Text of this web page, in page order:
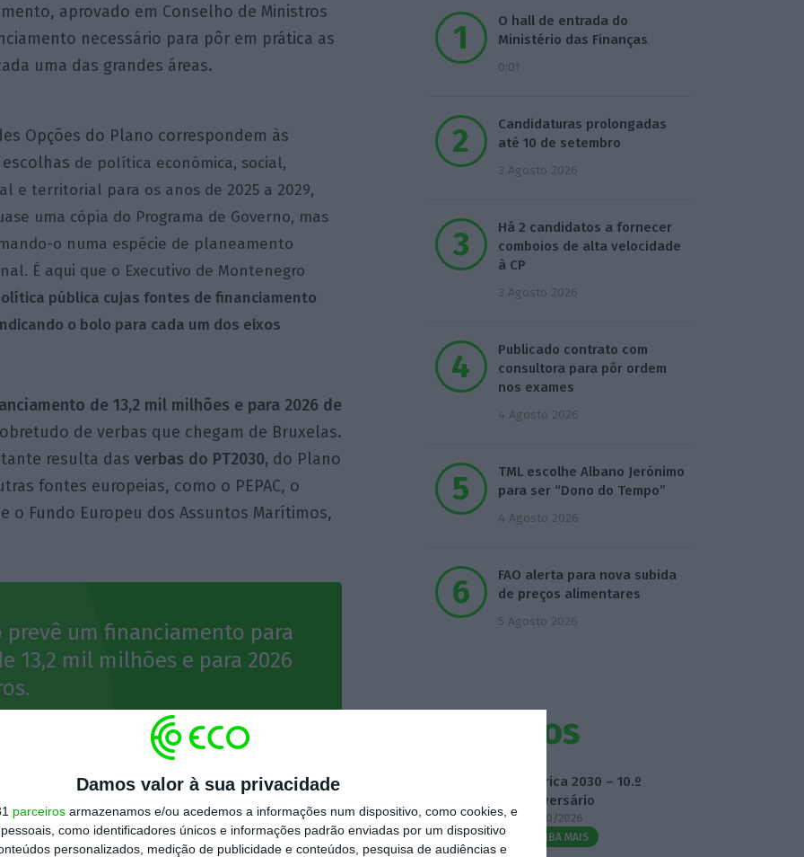
Damos valor à sua privacidade
parceiros armazenamos e/ou acedemos a informações num dispositivo, como cookies, e
como identificadores únicos e informações padrão enviadas por um dispositivo
personalizados, medição de publicidade e conteúdos, pesquisa de audiências e
aprovado em Conselho de Ministros
necessário para pôr em prática as
uma das grandes áreas.
Opções do Plano correspondem às
de política económica, social,
e territorial para os anos de 2025 a 2029,
uma cópia do Programa de Governo, mas
o numa espécie de planeamento
É aqui que o Executivo de Montenegro
pública cujas fontes de financiamento
o bolo para cada um dos eixos
de 13,2 mil milhões e para 2026 de
de verbas que chegam de Bruxelas.
resulta das verbas do PT2030, do Plano
fontes europeias, como o PEPAC, o
o Fundo Europeu dos Assuntos Marítimos,
prevê um financiamento para
13,2 mil milhões e para 2026
mais verbas a nível global é o de “criar
o valor acrescentado”: 26,9 mil milhões de
com o valor mais elevado (mais de sete
O hall de entrada do
Ministério das Finanças
0:01
Candidaturas prolongadas
até 10 de setembro
3 Agosto 2026
Há 2 candidatos a fornecer
comboios de alta velocidade
à CP
3 Agosto 2026
Publicado contrato com
consultora para pôr ordem
nos exames
4 Agosto 2026
TML escolhe Albano Jerónimo
para ser “Dono do Tempo”
4 Agosto 2026
FAO alerta para nova subida
de preços alimentares
5 Agosto 2026
Eventos
Fábrica 2030 – 10.º
Aniversário
14/10/2026
SAIBA MAIS